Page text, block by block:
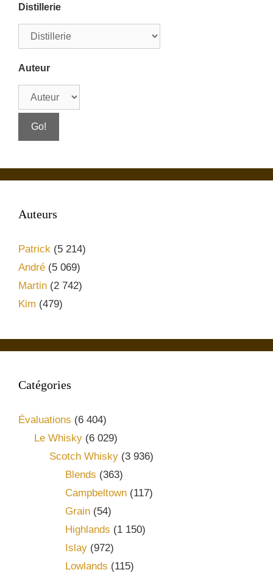
Distillerie
Auteur
Auteurs
Patrick (5 214)
André (5 069)
Martin (2 742)
Kim (479)
Catégories
Évaluations (6 404)
Le Whisky(6 029)
Scotch Whisky (3 936)
Blends (363)
Campbeltown(117)
Grain(54)
Highlands (1 150)
Islay(972)
Lowlands (115)